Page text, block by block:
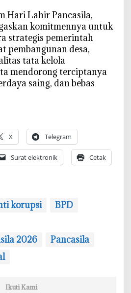
Hari Lahir Pancasila,
komitmennya untuk
strategis pemerintah
pembangunan desa,
tata kelola
mendorong terciptanya
saing, dan bebas
X Telegram
Surat elektronik Cetak
korupsi
‎BPD
2026
Pancasila
Ikuti Kami